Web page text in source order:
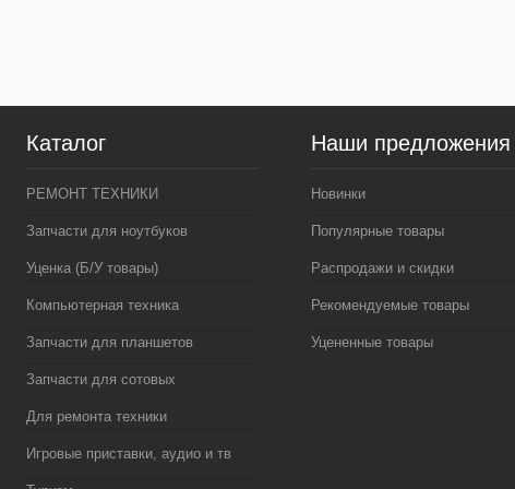
Каталог
РЕМОНТ ТЕХНИКИ
Запчасти для ноутбуков
Уценка (Б/У товары)
Компьютерная техника
Запчасти для планшетов
Запчасти для сотовых
Для ремонта техники
Игровые приставки, аудио и тв
Наши предложения
Новинки
Популярные товары
Распродажи и скидки
Рекомендуемые товары
Уцененные товары